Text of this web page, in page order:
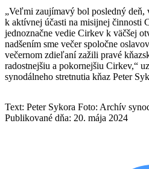
„Veľmi zaujímavý bol posledný
k aktívnej účasti na misijnej činnosti
jednoznačne vedie Cirkev k väčšej
nadšením sme večer spoločne
večernom zdieľaní zažili pravé
radostnejšiu a pokornejšiu Cirkev,“
synodálneho stretnutia kňaz Peter
Text: Peter Sykora Foto: Archív
Publikované dňa: 20. mája 2024